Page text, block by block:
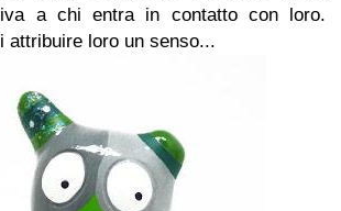
a chi entra in contatto con loro.
attribuire loro un senso...